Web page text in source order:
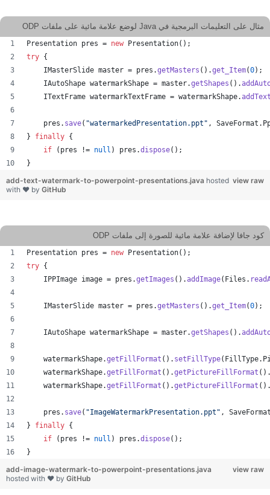
مثال على التعليمات البرمجية في Java لوضع علامة مائية على ملفات ODP
Presentation pres = new Presentation();
try {
IMasterSlide master = pres .getMasters ().get_Item(0);
IAutoShape watermarkShape = master.getShapes ().
ITextFrame watermarkTextFrame = watermarkShape.
pres . save( "watermarkedPresentation.ppt" , SaveFormat .
} finally {
if ( pres != null ) pres .dispose();
}
view raw
add-text-watermark-to-powerpoint-presentations.java hosted
with ❤ by GitHub
كود جافا لإضافة علامة مائية للصورة إلى ملفات ODP
Presentation pres = new Presentation();
try {
IPPImage image = pres .getImages ().addImage( Files .
IMasterSlide master = pres .getMasters ().get_Item(0);
IAutoShape watermarkShape = master.getShapes ().
watermarkShape.getFillFormat (). setFillType( FillType.
watermarkShape.getFillFormat ().getPictureFillFormat
watermarkShape.getFillFormat ().getPictureFillFormat
pres . save( "ImageWatermarkPresentation.ppt" ,
} finally {
if ( pres != null ) pres .dispose();
}
view raw
add-image-watermark-to-powerpoint-presentations.java
hosted with ❤ by GitHub